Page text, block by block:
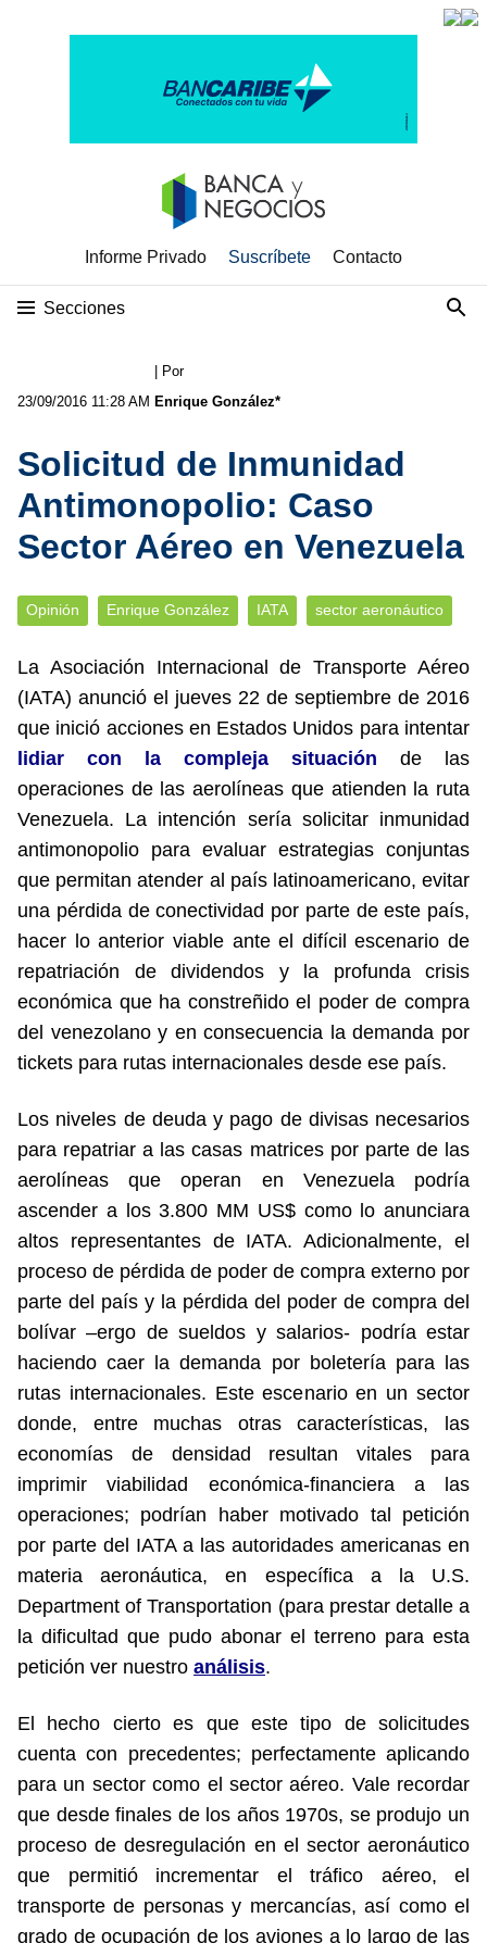
Informe Privado Suscríbete Contacto
Secciones
23/09/2016 11:28 AM
| Por
Enrique González*
Solicitud de Inmunidad
Antimonopolio: Caso
Sector Aéreo en Venezuela
Opinión Enrique González IATA sector aeronáutico
La Asociación Internacional de Transporte Aéreo
(IATA) anunció el jueves 22 de septiembre de 2016
que inició acciones en Estados Unidos para intentar
lidiar con la compleja situación de las
operaciones de las aerolíneas que atienden la ruta
Venezuela. La intención sería solicitar inmunidad
antimonopolio para evaluar estrategias conjuntas
que permitan atender al país latinoamericano, evitar
una pérdida de conectividad por parte de este país,
hacer lo anterior viable ante el difícil escenario de
repatriación de dividendos y la profunda crisis
económica que ha constreñido el poder de compra
del venezolano y en consecuencia la demanda por
tickets para rutas internacionales desde ese país.
Los niveles de deuda y pago de divisas necesarios
para repatriar a las casas matrices por parte de las
aerolíneas que operan en Venezuela podría
ascender a los 3.800 MM US$ como lo anunciara
altos representantes de IATA. Adicionalmente, el
proceso de pérdida de poder de compra externo por
parte del país y la pérdida del poder de compra del
bolívar –ergo de sueldos y salarios- podría estar
haciendo caer la demanda por boletería para las
rutas internacionales. Este escenario en un sector
donde, entre muchas otras características, las
economías de densidad resultan vitales para
imprimir viabilidad económica-financiera a las
operaciones; podrían haber motivado tal petición
por parte del IATA a las autoridades americanas en
materia aeronáutica, en específica a la U.S.
Department of Transportation (para prestar detalle a
la dificultad que pudo abonar el terreno para esta
petición ver nuestro análisis.
El hecho cierto es que este tipo de solicitudes
cuenta con precedentes; perfectamente aplicando
para un sector como el sector aéreo. Vale recordar
que desde finales de los años 1970s, se produjo un
proceso de desregulación en el sector aeronáutico
que permitió incrementar el tráfico aéreo, el
transporte de personas y mercancías, así como el
grado de ocupación de los aviones a lo largo de las